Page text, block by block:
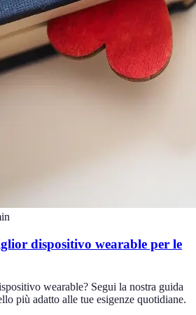
dispositivo wearable per le
wearable? Segui la nostra guida
più adatto alle tue esigenze quotidiane.